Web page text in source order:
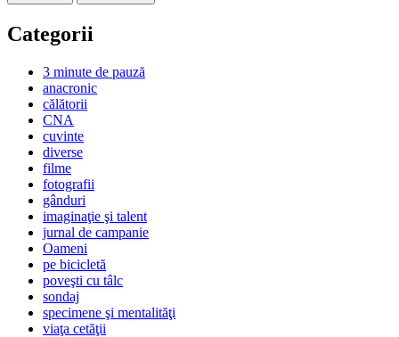
Categorii
3 minute de pauză
anacronic
călătorii
CNA
cuvinte
diverse
filme
fotografii
gânduri
imaginaţie şi talent
jurnal de campanie
Oameni
pe bicicletă
poveşti cu tâlc
sondaj
specimene şi mentalităţi
viaţa cetăţii